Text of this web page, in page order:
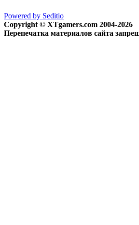
Powered by Seditio
Copyright © XTgamers.com 2004-2026
Перепечатка материалов сайта